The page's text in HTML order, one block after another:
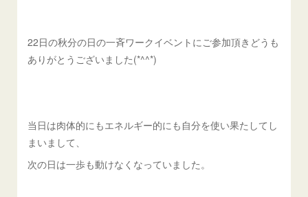
22日の秋分の日の一斉ワークイベントにご参加頂きどうも
ありがとうございました(*^^*)
当日は肉体的にもエネルギー的にも自分を使い果たしてし
まいまして、
次の日は一歩も動けなくなっていました。